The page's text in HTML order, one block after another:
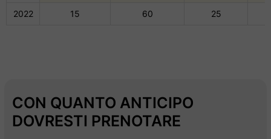
2022 15 60 25
CON QUANTO ANTICIPO
DOVRESTI PRENOTARE